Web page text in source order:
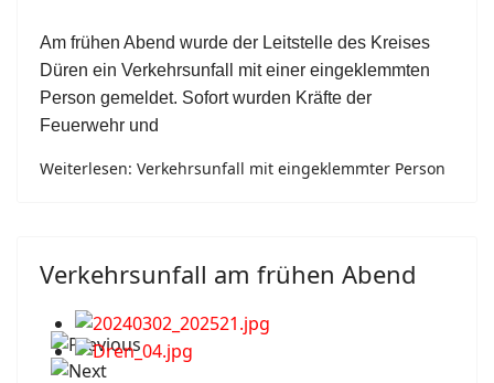
Am frühen Abend wurde der Leitstelle des Kreises
Düren ein Verkehrsunfall mit einer eingeklemmten
Person gemeldet. Sofort wurden Kräfte der
Feuerwehr und
Weiterlesen: Verkehrsunfall mit eingeklemmter Person
Verkehrsunfall am frühen Abend